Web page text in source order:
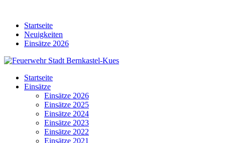
contentStartseite
Neuigkeiten
Einsätze 2026
Startseite
Einsätze
Einsätze 2026
Einsätze 2025
Einsätze 2024
Einsätze 2023
Einsätze 2022
Einsätze 2021